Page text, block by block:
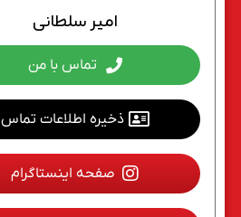
امیر سلطانی
تماس با من
ذخیره اطلاعات تماس
صفحه اینستاگرام